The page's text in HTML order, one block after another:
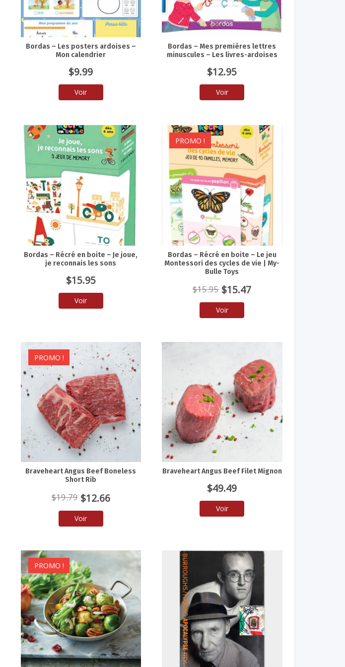
Bordas – Les posters ardoises –
Mon calendrier
$9.99
Voir
Bordas – Mes premières lettres
minuscules – Les livres-ardoises
$12.95
Voir
Bordas – Récré en boite – Je joue,
je reconnais les sons
$15.95
Voir
PROMO !
Bordas – Récré en boite – Le jeu
Montessori des cycles de vie | My-
Bulle Toys
$15.95 Le
prix
initial
$15.47Le
Voir
PROMO !
Braveheart Angus Beef Boneless
Short Rib
$19.79 Le
prix
initial
$19.79.
$12.66Le
$12.66.
Voir
Braveheart Angus Beef Filet Mignon
$49.49
Voir
PROMO !